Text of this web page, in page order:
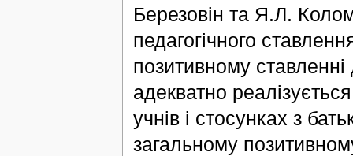
Березовін та Я.Л.
педагогічного
позитивному ставленні
адекватно
учнів і стосунках з
загальному